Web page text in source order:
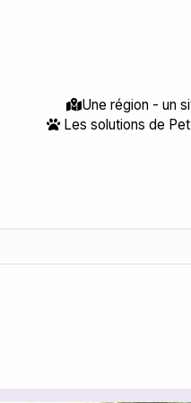
Une région - un
Les solutions de